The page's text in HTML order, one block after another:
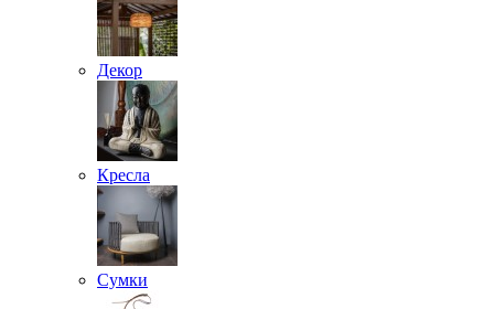
Декор
Кресла
Сумки